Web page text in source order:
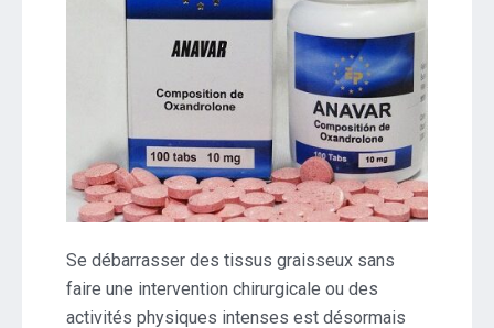
Se débarrasser des tissus graisseux sans
faire une intervention chirurgicale ou des
activités physiques intenses est désormais